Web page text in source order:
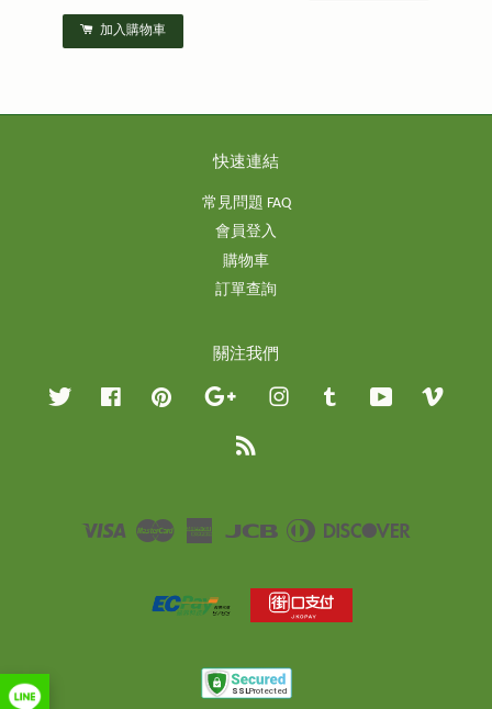
加入購物車
快速連結
常見問題 FAQ
會員登入
購物車
訂單查詢
關注我們
Twitter Facebook Pinterest Google InstagramTumblr YouTube
Visa Master
American
JCB
Diners